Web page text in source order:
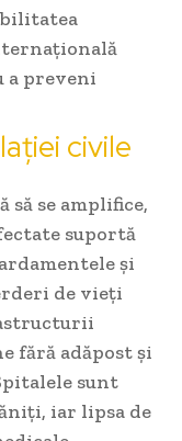
a preveni
civile
să se amplifice,
suportă
și
de vieți
fără adăpost și
sunt
iar lipsa de